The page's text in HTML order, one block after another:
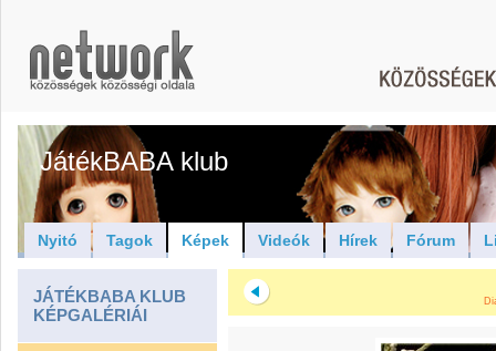
JátékBABA klub
Nyitó Tagok Képek Videók Hírek Fórum
JÁTÉKBABA KLUB
KÉPGALÉRIÁI